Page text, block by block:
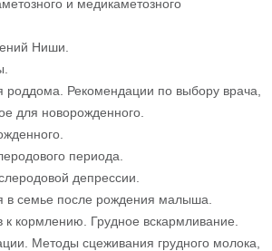
и медикаметозного
Ниши.
Рекомендации по выбору врача,
для новорожденного.
периода.
депрессии.
в семье после рождения малыша.
к кормлению. Грудное вскармливание.
Методы сцеживания грудного молока,